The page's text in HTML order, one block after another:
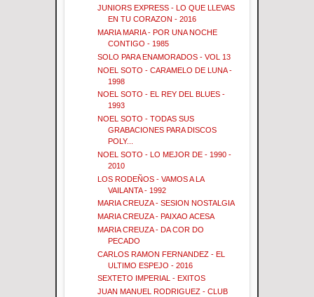
JUNIORS EXPRESS - LO QUE LLEVAS
EN TU CORAZON - 2016
MARIA MARIA - POR UNA NOCHE
CONTIGO - 1985
SOLO PARA ENAMORADOS - VOL 13
NOEL SOTO - CARAMELO DE LUNA -
1998
NOEL SOTO - EL REY DEL BLUES -
1993
NOEL SOTO - TODAS SUS
GRABACIONES PARA DISCOS
POLY...
NOEL SOTO - LO MEJOR DE - 1990 -
2010
LOS RODEÑOS - VAMOS A LA
VAILANTA - 1992
MARIA CREUZA - SESION NOSTALGIA
MARIA CREUZA - PAIXAO ACESA
MARIA CREUZA - DA COR DO
PECADO
CARLOS RAMON FERNANDEZ - EL
ULTIMO ESPEJO - 2016
SEXTETO IMPERIAL - EXITOS
JUAN MANUEL RODRIGUEZ - CLUB